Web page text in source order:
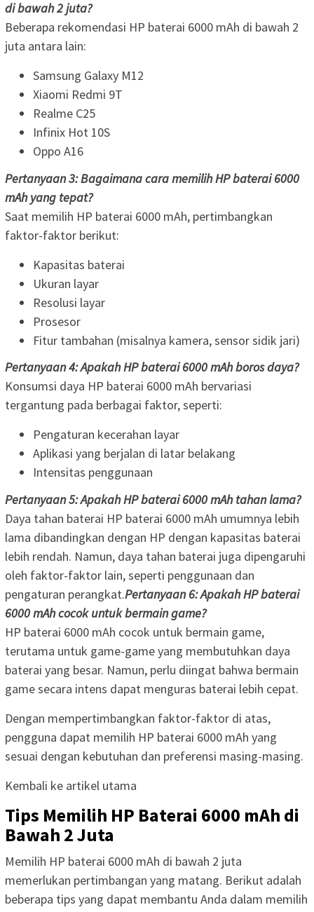
di bawah 2 juta?
Beberapa rekomendasi HP baterai 6000 mAh di bawah 2
juta antara lain:
Samsung Galaxy M12
Xiaomi Redmi 9T
Realme C25
Infinix Hot 10S
Oppo A16
Pertanyaan 3: Bagaimana cara memilih HP baterai 6000
mAh yang tepat?
Saat memilih HP baterai 6000 mAh, pertimbangkan
faktor-faktor berikut:
Kapasitas baterai
Ukuran layar
Resolusi layar
Prosesor
Fitur tambahan (misalnya kamera, sensor sidik jari)
Pertanyaan 4: Apakah HP baterai 6000 mAh boros daya?
Konsumsi daya HP baterai 6000 mAh bervariasi
tergantung pada berbagai faktor, seperti:
Pengaturan kecerahan layar
Aplikasi yang berjalan di latar belakang
Intensitas penggunaan
Pertanyaan 5: Apakah HP baterai 6000 mAh tahan lama?
Daya tahan baterai HP baterai 6000 mAh umumnya lebih
lama dibandingkan dengan HP dengan kapasitas baterai
lebih rendah. Namun, daya tahan baterai juga dipengaruhi
oleh faktor-faktor lain, seperti penggunaan dan
pengaturan perangkat.Pertanyaan 6: Apakah HP baterai
6000 mAh cocok untuk bermain game?
HP baterai 6000 mAh cocok untuk bermain game,
terutama untuk game-game yang membutuhkan daya
baterai yang besar. Namun, perlu diingat bahwa bermain
game secara intens dapat menguras baterai lebih cepat.
Dengan mempertimbangkan faktor-faktor di atas,
pengguna dapat memilih HP baterai 6000 mAh yang
sesuai dengan kebutuhan dan preferensi masing-masing.
Kembali ke artikel utama
Tips Memilih HP Baterai 6000 mAh di
Bawah 2 Juta
Memilih HP baterai 6000 mAh di bawah 2 juta
memerlukan pertimbangan yang matang. Berikut adalah
beberapa tips yang dapat membantu Anda dalam memilih